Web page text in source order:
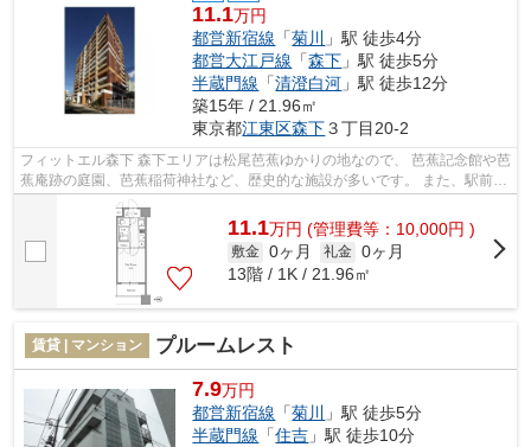
11.1万円
都営新宿線 「菊川
」駅 徒歩4分
都営大江戸線 「森下 」駅 徒歩5分
半蔵門線 「清澄白河 」駅 徒歩12分
築15年 / 21.96㎡
東京都江東区森下３丁目20-2
フィットエル森下 森下エリアは松尾芭蕉ゆかりの地なので、 芭蕉記念館や芭
蕉庵跡の庭園、芭蕉稲荷神社など、歴史的な施設が多いです。 また、駅前の
飲み屋や街中の建物も、江戸時代...
11.1万円 (管理費等：10,000円 )
敷金 0ヶ月 礼金 0ヶ月
13階 / 1K / 21.96㎡
賃貸 | マンション プルームレスト
7.9万円
都営新宿線 「菊川
」駅 徒歩5分
半蔵門線 「住吉 」駅 徒歩10分